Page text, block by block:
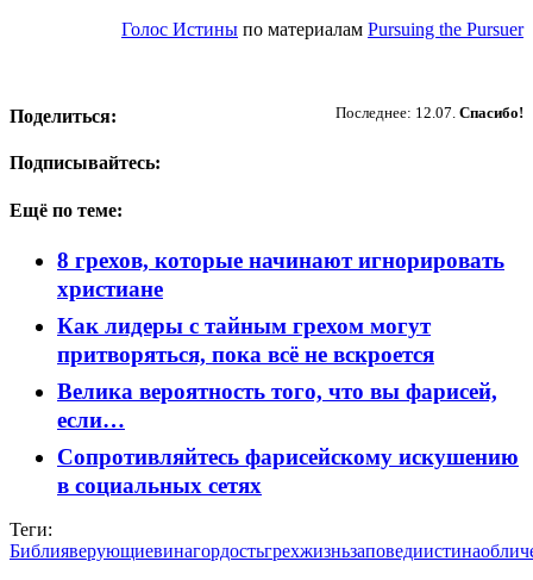
Голос Истины по материалам Pursuing the Pursuer
Последнее: 12.07. Спасибо!
Поделиться:
Подписывайтесь:
Ещё по теме:
8 грехов, которые начинают игнорировать
христиане
Как лидеры с тайным грехом могут
притворяться, пока всё не вскроется
Велика вероятность того, что вы фарисей,
если…
Сопротивляйтесь фарисейскому искушению
в социальных сетях
Теги:
Библияверующиевинагордостьгрехжизньзаповедиистина